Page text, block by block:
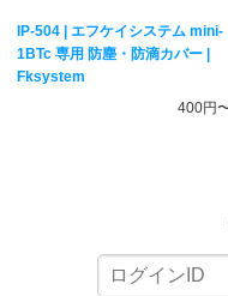
IP-504 | エフケイシステム mini-
1BTc 専用 防塵・防滴カバー |
Fksystem
400円